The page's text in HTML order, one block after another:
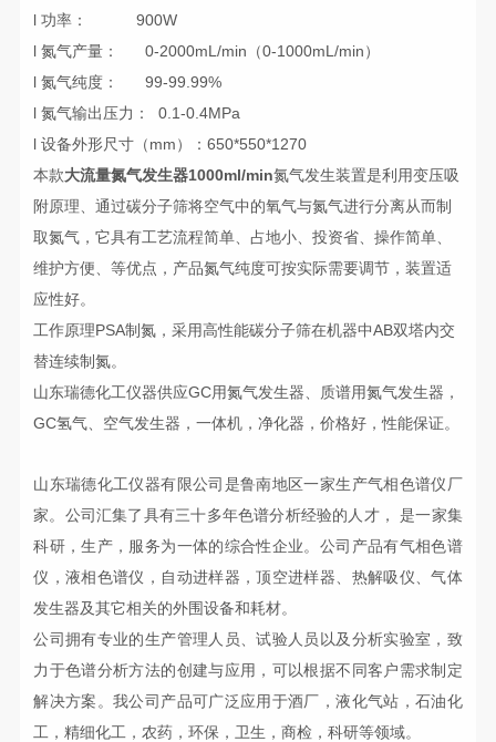
l 功率： 900W
l 氮气产量： 0-2000mL/min（0-1000mL/min）
l 氮气纯度： 99-99.99%
l 氮气输出压力： 0.1-0.4MPa
l 设备外形尺寸（mm）：650*550*1270
本款大流量氮气发生器1000ml/min氮气发生装置是利用变压吸
附原理、通过碳分子筛将空气中的氧气与氮气进行分离从而制
取氮气，它具有工艺流程简单、占地小、投资省、操作简单、
维护方便、等优点，产品氮气纯度可按实际需要调节，装置适
应性好。
工作原理PSA制氮，采用高性能碳分子筛在机器中AB双塔内交
替连续制氮。
山东瑞德化工仪器供应GC用氮气发生器、质谱用氮气发生器，
GC氢气、空气发生器，一体机，净化器，价格好，性能保证。
山东瑞德化工仪器有限公司 是鲁南地区一家生产气相色谱仪厂
家。公司汇集了具有三十多年色谱分析经验的人才，
是一家集
科研，生产， 服务为一体的综合性企业。公司 产品有气相色谱
仪，液相色谱仪，自动进样器，顶空进样器、 热解吸仪、气体
发生器及其它相关的外围设备和耗材。
公司拥有专业的生产管理人员、试验人员以及分析实验室，致
力于色谱分析方法的创建与应用，可以根据不同客户 需求制定
解决方案。我公司 产品可广泛应用于酒厂，液化气站，石油化
工，精细化工，农药，环保，卫生，商检，科研等领域。